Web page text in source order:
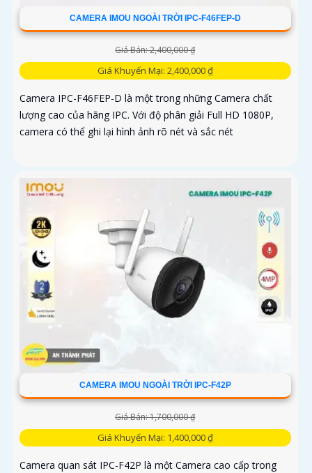
CAMERA IMOU NGOÀI TRỜI IPC-F46FEP-D
Giá Bán: 2,400,000 ₫
Giá Khuyến Mại: 2,400,000 ₫
Camera IPC-F46FEP-D là một trong những Camera chất
lượng cao của hãng IPC. Với độ phân giải Full HD 1080P,
camera có thể ghi lại hình ảnh rõ nét và sắc nét
CAMERA IMOU NGOÀI TRỜI IPC-F42P
Giá Bán: 1,700,000 ₫
Giá Khuyến Mại: 1,400,000 ₫
Camera quan sát IPC-F42P là một Camera cao cấp trong